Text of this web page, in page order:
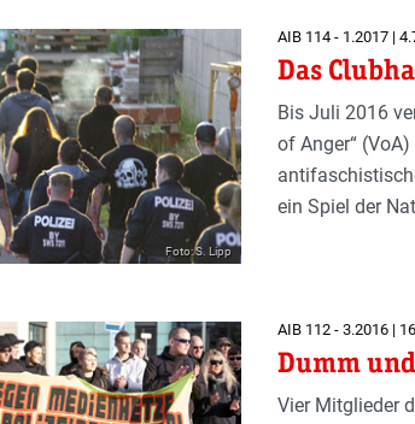
Foto: S. Lipp
AIB 114 - 1.2017 |
Das
Bis Juli 2016
of Anger“
ein Spiel der
AIB 112 - 3.2016 |
Dumm
Vier Mitglieder